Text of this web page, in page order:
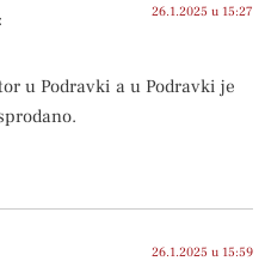
26.1.2025 u 15:27
u Podravki a u Podravki je
26.1.2025 u 15:59